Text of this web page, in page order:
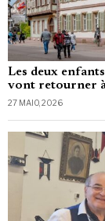
Les deux
vont retourner
27 MAIO, 2026